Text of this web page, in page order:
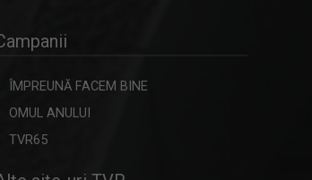
ÎMPREUNĂ FACEM BINE
OMUL ANULUI
TVR65